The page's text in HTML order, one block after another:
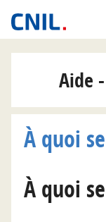
Aide
À quoi
À quoi